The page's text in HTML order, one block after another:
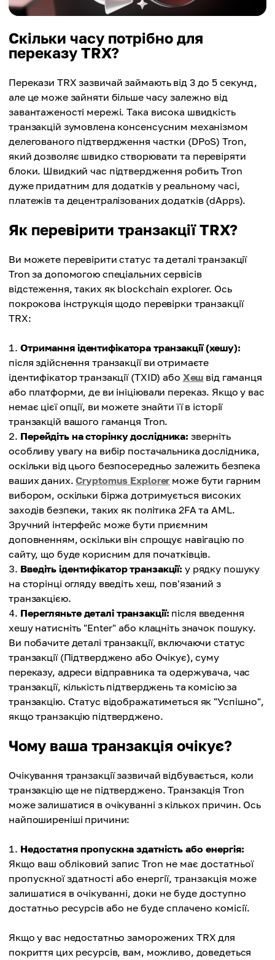
Скільки часу потрібно для
переказу TRX?
Перекази TRX зазвичай займають від 3 до 5 секунд,
але це може зайняти більше часу залежно від
завантаженості мережі. Така висока швидкість
транзакцій зумовлена консенсусним механізмом
делегованого підтвердження частки (DPoS) Tron,
який дозволяє швидко створювати та перевіряти
блоки. Швидкий час підтвердження робить Tron
дуже придатним для додатків у реальному часі,
платежів та децентралізованих додатків (dApps).
Як перевірити транзакції TRX?
Ви можете перевірити статус та деталі транзакції
Tron за допомогою спеціальних сервісів
відстеження, таких як blockchain explorer. Ось
покрокова інструкція щодо перевірки транзакції
TRX:
Отримання ідентифікатора транзакції (хешу):
після здійснення транзакції ви отримаєте
ідентифікатор транзакції (TXID) або Хеш від гаманця
або платформи, де ви ініціювали переказ. Якщо у вас
немає цієї опції, ви можете знайти її в історії
транзакцій вашого гаманця Tron.
Перейдіть на сторінку дослідника: зверніть
особливу увагу на вибір постачальника дослідника,
оскільки від цього безпосередньо залежить безпека
ваших даних.Cryptomus Explorer може бути гарним
вибором, оскільки біржа дотримується високих
заходів безпеки, таких як політика 2FA та AML.
Зручний інтерфейс може бути приємним
доповненням, оскільки він спрощує навігацію по
сайту, що буде корисним для початківців.
Введіть ідентифікатор транзакції: у рядку пошуку
на сторінці огляду введіть хеш, пов'язаний з
транзакцією.
Перегляньте деталі транзакції: після введення
хешу натисніть "Enter" або клацніть значок пошуку.
Ви побачите деталі транзакції, включаючи статус
транзакції (Підтверджено або Очікує), суму
переказу, адреси відправника та одержувача, час
транзакції, кількість підтверджень та комісію за
транзакцію. Статус відображатиметься як "Успішно",
якщо транзакцію підтверджено.
Чому ваша транзакція очікує?
Очікування транзакції зазвичай відбувається, коли
транзакцію ще не підтверджено. Транзакція Tron
може залишатися в очікуванні з кількох причин. Ось
найпоширеніші причини:
Недостатня пропускна здатність або енергія:
Якщо ваш обліковий запис Tron не має достатньої
пропускної здатності або енергії, транзакція може
залишатися в очікуванні, доки не буде доступно
достатньо ресурсів або не буде сплачено комісії.
Якщо у вас недостатньо заморожених TRX для
покриття цих ресурсів, вам, можливо, доведеться